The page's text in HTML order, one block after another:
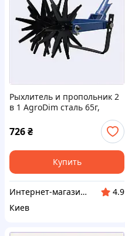
Рыхлитель и пропольник 2
в 1 AgroDim сталь 65г,
726₴
Купить
Интернет-магазин "SmartShop"
4.9
Киев